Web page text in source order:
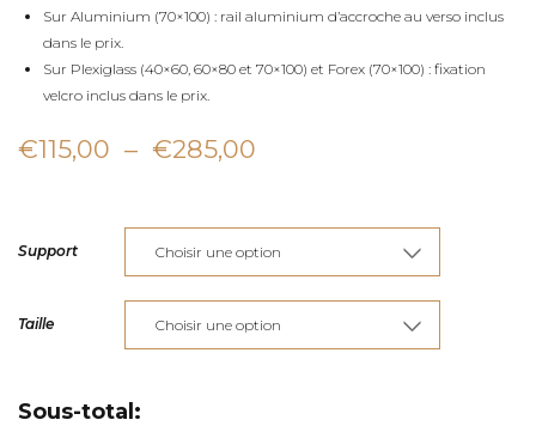
Sur Aluminium (70×100) : rail aluminium d’accroche au verso inclus
dans le prix.
Sur Plexiglass (40×60, 60×80 et 70×100) et Forex (70×100) : fixation
velcro inclus dans le prix.
€115,00 – €285,00
prix :
€115,00
à
€285,00
Support
Taille
Sous-total: